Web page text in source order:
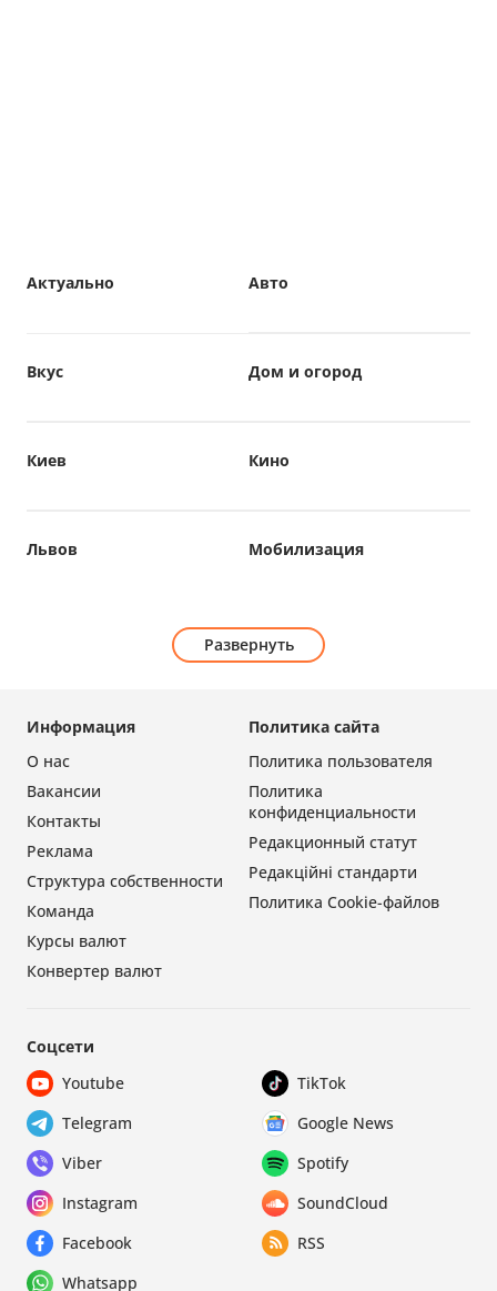
Авто
Актуально
Вкус Дом и огород
Киев Кино
Львов Мобилизация
Развернуть
Политика сайта
Политика пользователя
Политика
конфиденциальности
Редакционный статут
Редакційні стандарти
Политика Cookie-файлов
Информация
О нас
Вакансии
Контакты
Реклама
Структура собственности
Команда
Курсы валют
Конвертер валют
Соцсети
Youtube
TikTok
Telegram
Google News
Viber
Spotify
Instagram
SoundCloud
Facebook
RSS
Whatsapp